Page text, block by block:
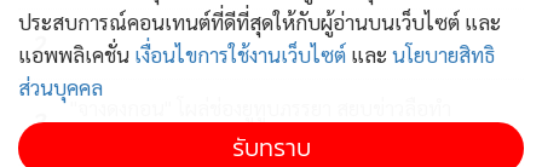
2
3
ศัลยกรรม หลังภาพงานอีเวนต์ทำชาวเน็ตสงสัย
ประสบการณ์คอนเทนต์ที่ดีที่สุดให้กับผู้อ่านบนเว็บไซต์ และ
แอพพลิเคชั่น เงื่อนไขการใช้งานเว็บไซต์ และ นโยบายสิทธิ
ส่วนบุคคล
รับทราบ